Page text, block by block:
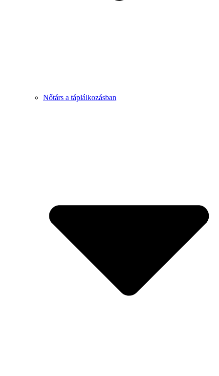
Nőtárs a táplálkozásban